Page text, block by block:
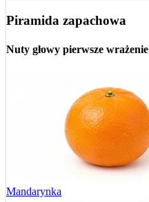
Piramida zapachowa
Nuty głowy pierwsze wrażenie
Mandarynka